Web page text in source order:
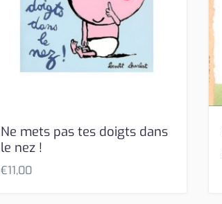
Ne mets pas tes doigts dans
le nez !
€11,00